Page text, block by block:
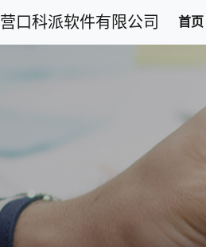
营口科派软件有限公司 首页